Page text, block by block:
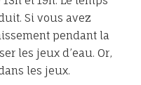
Si vous avez
pendant la
les jeux d’eau. Or,
les jeux.